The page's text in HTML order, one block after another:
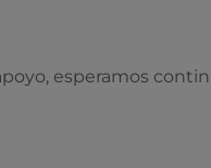
esperamos